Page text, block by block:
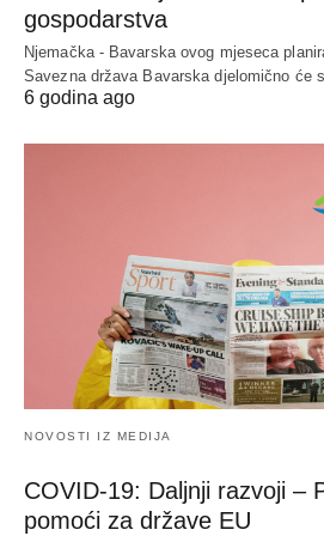
gospodarstva
Njemačka - Bavarska ovog mjeseca
Savezna država Bavarska djelomično će
6 godina ago
NOVOSTI IZ MEDIJA
COVID-19: Daljnji razvoji –
pomoći za države EU